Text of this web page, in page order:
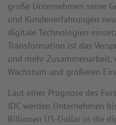
große Unternehmen seine
und Kundenerfahrungen
digitale Technologien
Transformation ist das
und mehr Zusammenarbeit,
Wachstum und größeren
Laut einer Prognose des
IDC werden Unternehmen
Billionen US-Dollar in die